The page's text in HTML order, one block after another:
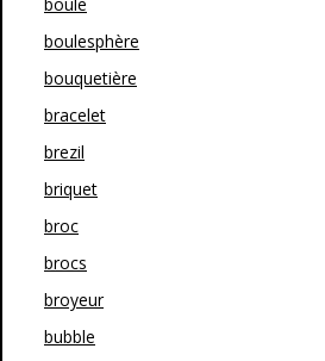
boulesphère
bouquetière
bracelet
brezil
briquet
broc
brocs
broyeur
bubble